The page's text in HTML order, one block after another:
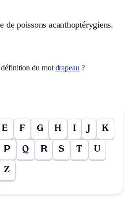
de poissons acanthoptérygiens.
du mot drapeau ?
E F G H I J K
P Q R S T U
Z